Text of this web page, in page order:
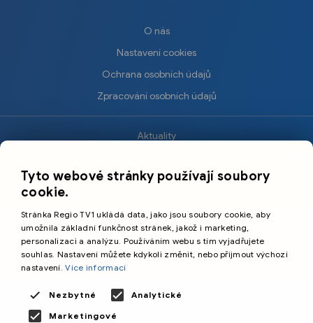
O nás
Nastavení cookies
Ochrana osobních údajů
Zpracování osobních údajů
Aktuality
Sport
Cestování
Primetime Media s.r.o.
Tyto webové stránky používají soubory
cookie.
Stránka Regio TV1 ukládá data, jako jsou soubory cookie, aby
umožnila základní funkčnost stránek, jakož i marketing,
personalizaci a analýzu. Používáním webu s tím vyjadřujete
souhlas. Nastavení můžete kdykoli změnit, nebo přijmout výchozí
nastavení.Více informací
Nezbytné
Analytické
Marketingové